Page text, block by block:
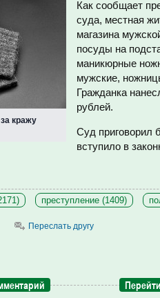
кражу
Как сообщает
суда, местная
магазина
посуды на
маникюрные
мужские,
Гражданка
рублей.
Суд приговорил
вступило в
преступление (1409)
Переслать другу